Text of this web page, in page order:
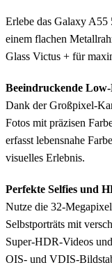
Erlebe das Galaxy A55
einem flachen
Glass Victus + für
Beeindruckende
Dank der Großpixel-
Fotos mit präzisen
erfasst lebensnahe
visuelles Erlebnis.
Perfekte Selfies und
Nutze die 32-
Selbstporträts mit
Super-HDR-Videos
OIS- und VDIS-